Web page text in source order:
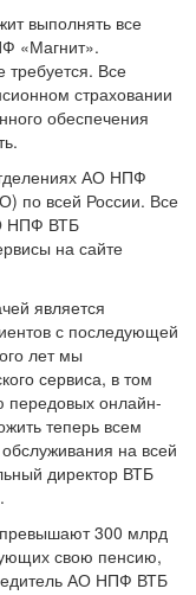
выполнять все
«Магнит».
требуется. Все
страховании
обеспечения
АО НПФ
по всей России. Все
НПФ ВТБ
на сайте
является
с последующей
лет мы
сервиса, в том
передовых онлайн-
теперь всем
на всей
директор ВТБ
300 млрд
свою пенсию,
АО НПФ ВТБ